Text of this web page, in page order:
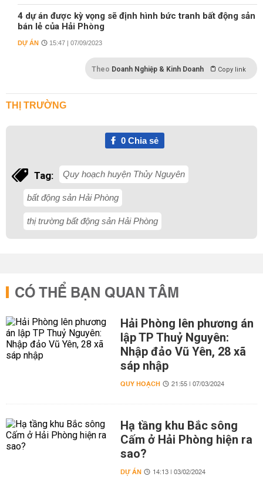
4 dự án được kỳ vọng sẽ định hình bức tranh bất động sản
bán lẻ của Hải Phòng
DỰ ÁN 15:47 | 07/09/2023
Theo Doanh Nghiệp & Kinh Doanh Copy link
THỊ TRƯỜNG
0Chia sẻ
Tag: Quy hoạch huyện Thủy Nguyên
bất động sản Hải Phòng
thị trường bất động sản Hải Phòng
CÓ THỂ BẠN QUAN TÂM
Hải Phòng lên phương án
lập TP Thuỷ Nguyên:
Nhập đảo Vũ Yên, 28 xã
sáp nhập
QUY HOẠCH 21:55 | 07/03/2024
Hạ tầng khu Bắc sông
Cấm ở Hải Phòng hiện ra
sao?
DỰ ÁN 14:13 | 03/02/2024